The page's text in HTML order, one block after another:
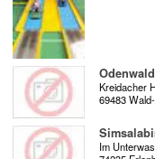
Kreidacher
69483
Im